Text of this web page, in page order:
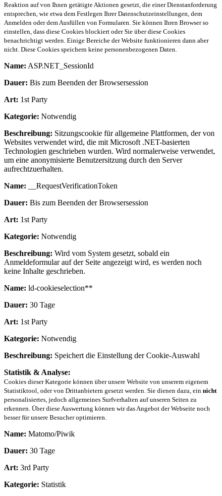
Reaktion auf von Ihnen getätigte Aktionen gesetzt, die einer Dienstanforderung
entsprechen, wie etwa dem Festlegen Ihrer Datenschutzeinstellungen, dem
Anmelden oder dem Ausfüllen von Formularen. Sie können Ihren Browser so
einstellen, dass diese Cookies blockiert oder Sie über diese Cookies
benachrichtigt werden. Einige Bereiche der Website funktionieren dann aber
nicht. Diese Cookies speichern keine personenbezogenen Daten.
Name: ASP.NET_SessionId
Dauer: Bis zum Beenden der Browsersession
Art: 1st Party
Kategorie: Notwendig
Beschreibung: Sitzungscookie für allgemeine Plattformen, der von
Websites verwendet wird, die mit Microsoft .NET-basierten
Technologien geschrieben wurden. Wird normalerweise verwendet,
um eine anonymisierte Benutzersitzung durch den Server
aufrechtzuerhalten.
Name: __RequestVerificationToken
Dauer: Bis zum Beenden der Browsersession
Art: 1st Party
Kategorie: Notwendig
Beschreibung: Wird vom System gesetzt, sobald ein
Anmeldeformular auf der Seite angezeigt wird, es werden noch
keine Inhalte geschrieben.
Name: ld-cookieselection**
Dauer: 30 Tage
Art: 1st Party
Kategorie: Notwendig
Beschreibung: Speichert die Einstellung der Cookie-Auswahl
Statistik & Analyse:
Cookies dieser Kategorie können über unsere Website von unserem eigenem
Statistiktool, oder von Drittanbietern gesetzt werden. Sie dienen dazu, ein nicht
personalisiertes, jedoch allgemeines Surfverhalten auf unseren Seiten zu
erkennen. Über diese Auswertung können wir das Angebot der Webseite noch
besser für unsere Besucher optimieren.
Name: Matomo/Piwik
Dauer: 30 Tage
Art: 3rd Party
Kategorie: Statistik